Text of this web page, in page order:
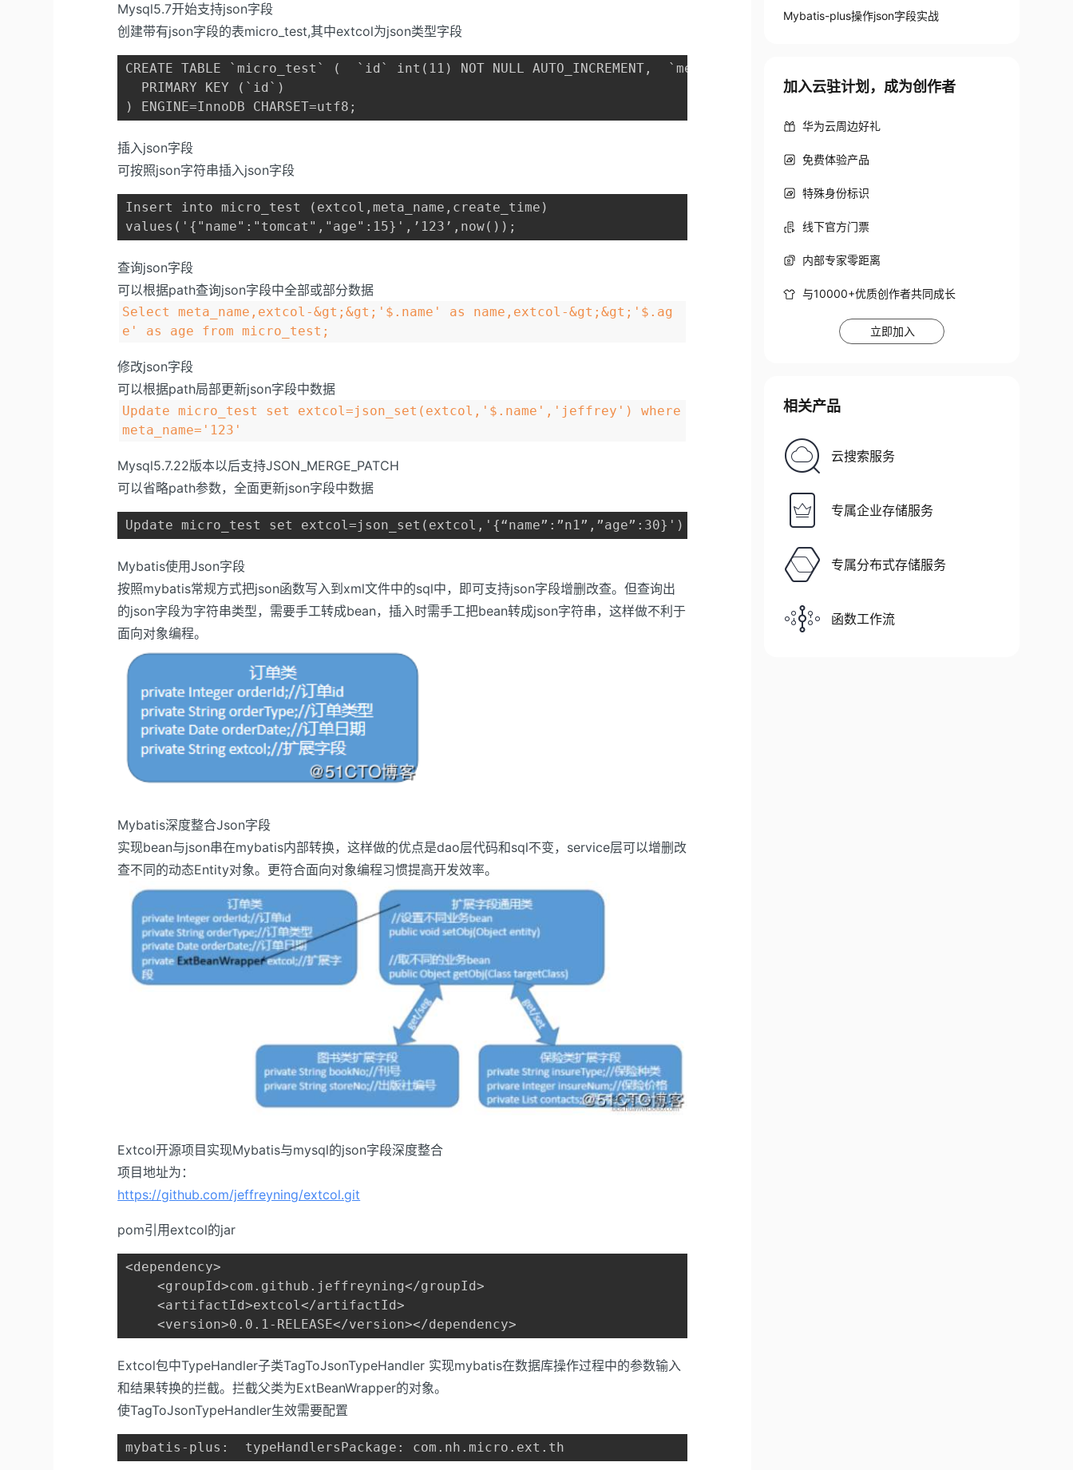
Mysql5.7开始支持json字段
创建带有json字段的表micro_test,其中extcol为json类型字段
CREATE TABLE `micro_test` (  `id` int(11) NOT NULL AUTO_INCREMENT,  `meta_name` varchar(100) DEFAULT NULL COMMENT
PRIMARY KEY (`id`)
) ENGINE=InnoDB CHARSET=utf8;
插入json字段
可按照json字符串插入json字段
Insert into micro_test (extcol,meta_name,create_time)
values('{"name":"tomcat","age":15}',’123’,now());
查询json字段
可以根据path查询json字段中全部或部分数据
Select meta_name,extcol-&gt;&gt;'$.name' as name,extcol-&gt;&gt;'$.ag
e' as age from micro_test;
修改json字段
可以根据path局部更新json字段中数据
Update micro_test set extcol=json_set(extcol,'$.name','jeffrey') where
meta_name='123'
Mysql5.7.22版本以后支持JSON_MERGE_PATCH
可以省略path参数，全面更新json字段中数据
Update micro_test set extcol=json_set(extcol,'{“name”:”n1”,”age”:30}') where meta_name='123'
Mybatis使用Json字段
按照mybatis常规方式把json函数写入到xml文件中的sql中，即可支持json字段增删改查。但查询出
的json字段为字符串类型，需要手工转成bean，插入时需手工把bean转成json字符串，这样做不利于
面向对象编程。
Mybatis深度整合Json字段
实现bean与json串在mybatis内部转换，这样做的优点是dao层代码和sql不变，service层可以增删改
查不同的动态Entity对象。更符合面向对象编程习惯提高开发效率。
Extcol开源项目实现Mybatis与mysql的json字段深度整合
项目地址为：
https://github.com/jeffreyning/extcol.git
pom引用extcol的jar
<dependency>
<groupId>com.github.jeffreyning</groupId>
<artifactId>extcol</artifactId>
<version>0.0.1-RELEASE</version></dependency>
Extcol包中TypeHandler子类TagToJsonTypeHandler 实现mybatis在数据库操作过程中的参数输入
和结果转换的拦截。拦截父类为ExtBeanWrapper的对象。
使TagToJsonTypeHandler生效需要配置
mybatis-plus:  typeHandlersPackage: com.nh.micro.ext.th
Mybatis-plus操作json字段实战
加入云驻计划，成为创作者
华为云周边好礼
免费体验产品
特殊身份标识
线下官方门票
内部专家零距离
与10000+优质创作者共同成长
立即加入
相关产品
云搜索服务
专属企业存储服务
专属分布式存储服务
函数工作流